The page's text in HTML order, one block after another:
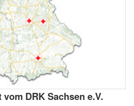
DRK Sachsen e.V.